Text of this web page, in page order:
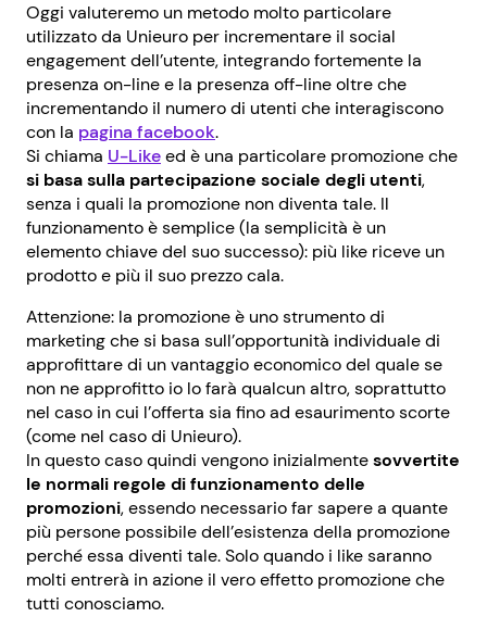
Oggi valuteremo un metodo molto particolare
utilizzato da Unieuro per incrementare il social
engagement dell’utente, integrando fortemente la
presenza on-line e la presenza off-line oltre che
incrementando il numero di utenti che interagiscono
con la pagina facebook.
Si chiama U-Likeed è una particolare promozione che
si basa sulla partecipazione sociale degli utenti,
senza i quali la promozione non diventa tale. Il
funzionamento è semplice (la semplicità è un
elemento chiave del suo successo): più like riceve un
prodotto e più il suo prezzo cala.
Attenzione: la promozione è uno strumento di
marketing che si basa sull’opportunità individuale di
approfittare di un vantaggio economico del quale se
non ne approfitto io lo farà qualcun altro, soprattutto
nel caso in cui l’offerta sia fino ad esaurimento scorte
(come nel caso di Unieuro).
In questo caso quindi vengono inizialmentesovvertite
le normali regole di funzionamento delle
promozioni, essendo necessario far sapere a quante
più persone possibile dell’esistenza della promozione
perché essa diventi tale. Solo quando i like saranno
molti entrerà in azione il vero effetto promozione che
tutti conosciamo.